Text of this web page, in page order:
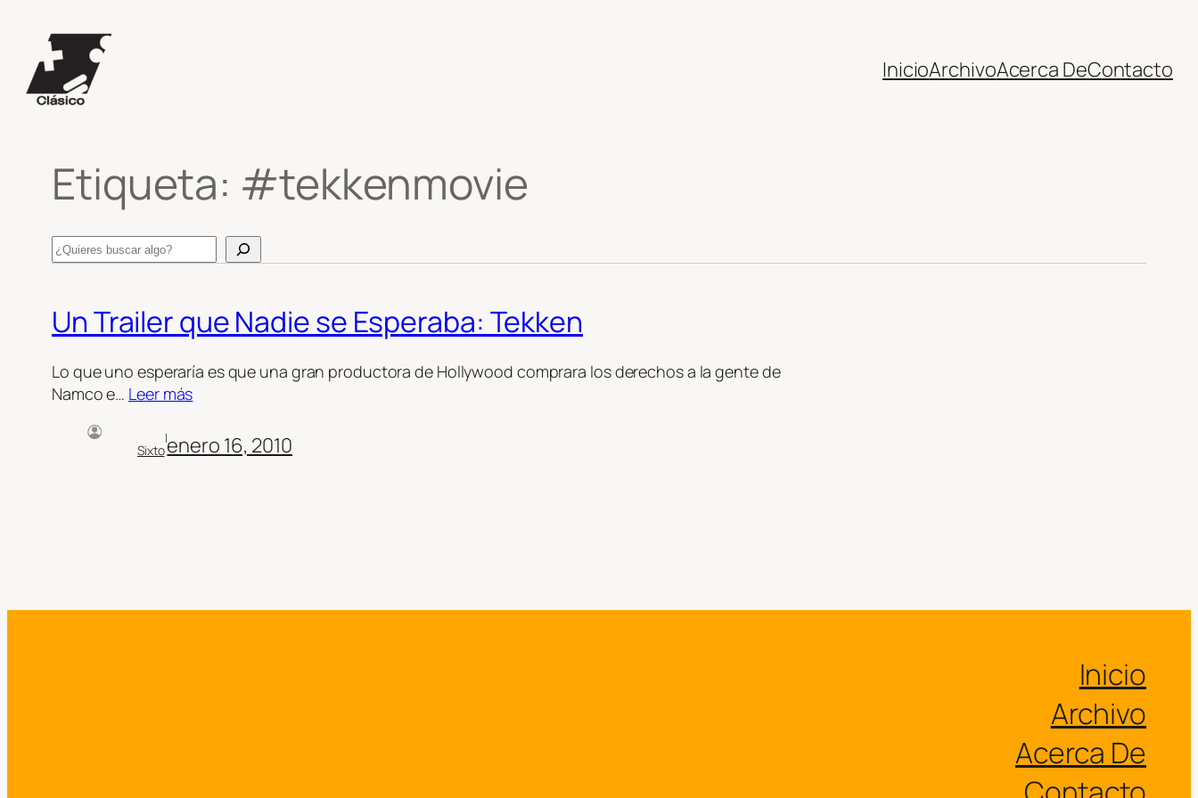
contenido
InicioArchivoAcerca DeContacto
Etiqueta: #tekkenmovie
Search
Un Trailer que Nadie se Esperaba: Tekken
Lo que uno esperaría es que una gran productora de Hollywood comprara los derechos a la gente de
Namco e… Leer más
Sixto
|enero 16, 2010
Inicio
Archivo
Acerca De